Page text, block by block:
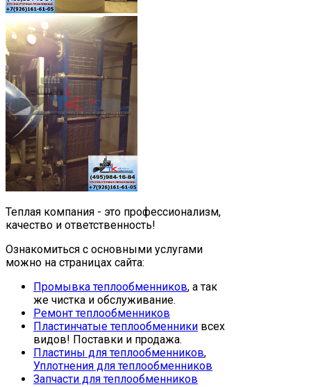
Теплая компания - это профессионализм,
качество и ответственность!
Ознакомиться с основными услугами
можно на страницах сайта:
Промывка теплообменников, а так
же чистка и обслуживание.
Ремонт теплообменников
Пластинчатые теплообменники всех
видов! Поставки и продажа.
Пластины для теплообменников,
Уплотнения для теплообменников
Запчасти для теплообменников